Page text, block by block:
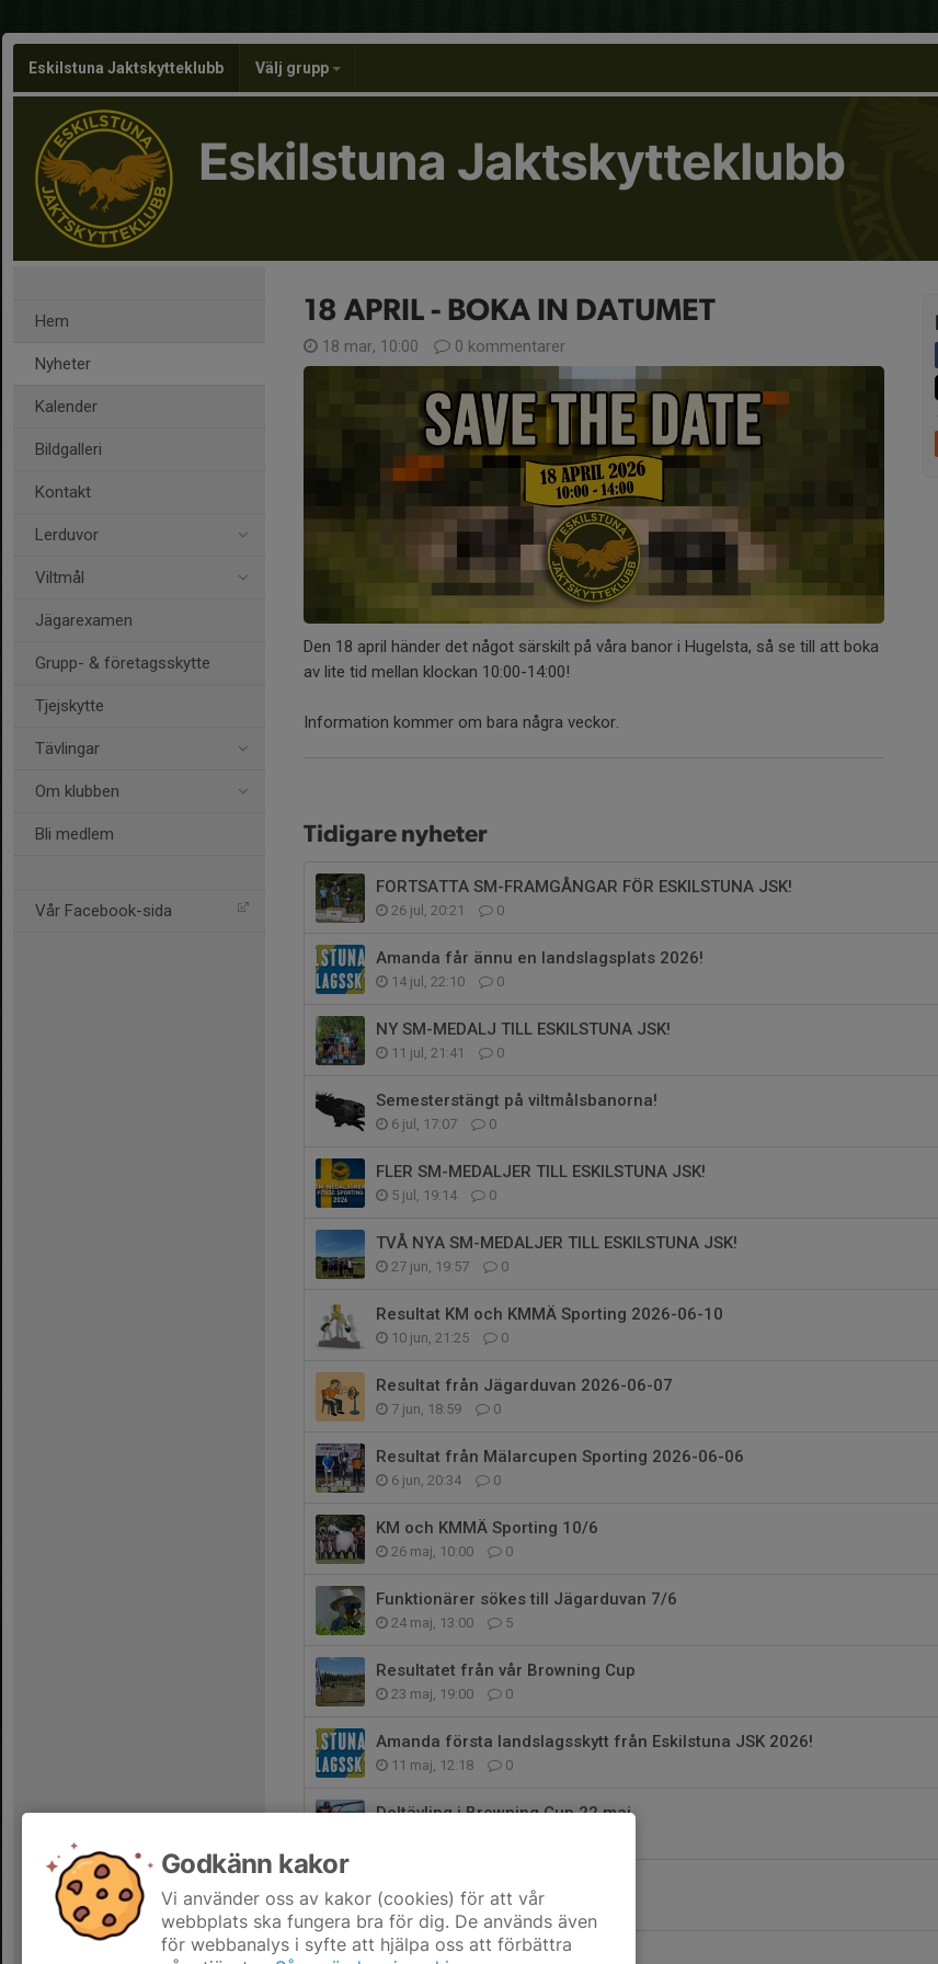
Eskilstuna Jaktskytteklubb Välj grupp
Eskilstuna Jaktskytteklubb
Hem
Nyheter
Kalender
Bildgalleri
Kontakt
Lerduvor
Viltmål
Jägarexamen
Grupp- & företagsskytte
Tjejskytte
Tävlingar
Om klubben
Bli medlem
Vår Facebook-sida
18 APRIL - BOKA IN DATUMET
18 mar, 10:00 0 kommentarer
Den 18 april händer det något särskilt på våra banor i Hugelsta, så se till att boka
av lite tid mellan klockan 10:00-14:00!
Information kommer om bara några veckor.
Tidigare nyheter
FORTSATTA SM-FRAMGÅNGAR FÖR ESKILSTUNA JSK!
26 jul, 20:21 0
Amanda får ännu en landslagsplats 2026!
14 jul, 22:10 0
NY SM-MEDALJ TILL ESKILSTUNA JSK!
11 jul, 21:41 0
Semesterstängt på viltmålsbanorna!
6 jul, 17:07 0
FLER SM-MEDALJER TILL ESKILSTUNA JSK!
5 jul, 19:14 0
TVÅ NYA SM-MEDALJER TILL ESKILSTUNA JSK!
27 jun, 19:57 0
Resultat KM och KMMÄ Sporting 2026-06-10
10 jun, 21:25 0
Resultat från Jägarduvan 2026-06-07
7 jun, 18:59 0
Resultat från Mälarcupen Sporting 2026-06-06
6 jun, 20:34 0
KM och KMMÄ Sporting 10/6
26 maj, 10:00 0
Funktionärer sökes till Jägarduvan 7/6
24 maj, 13:00 5
Resultatet från vår Browning Cup
23 maj, 19:00 0
Amanda första landslagsskytt från Eskilstuna JSK 2026!
11 maj, 12:18 0
Deltävling i Browning Cup 22 maj
18 apr, 17:07 0
Godkänn kakor
Vi använder oss av kakor (cookies) för att vår
webbplats ska fungera bra för dig. De används även
för webbanalys i syfte att hjälpa oss att förbättra